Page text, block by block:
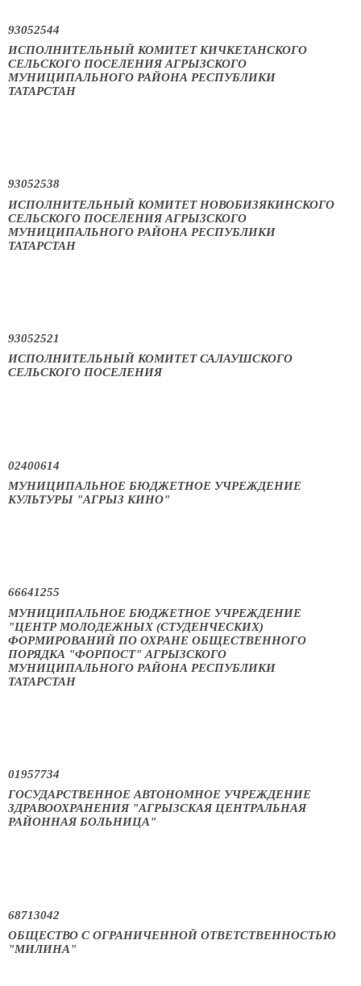
93052544
ИСПОЛНИТЕЛЬНЫЙ КОМИТЕТ КИЧКЕТАНСКОГО
СЕЛЬСКОГО ПОСЕЛЕНИЯ АГРЫЗСКОГО
МУНИЦИПАЛЬНОГО РАЙОНА РЕСПУБЛИКИ
ТАТАРСТАН
93052538
ИСПОЛНИТЕЛЬНЫЙ КОМИТЕТ НОВОБИЗЯКИНСКОГО
СЕЛЬСКОГО ПОСЕЛЕНИЯ АГРЫЗСКОГО
МУНИЦИПАЛЬНОГО РАЙОНА РЕСПУБЛИКИ
ТАТАРСТАН
93052521
ИСПОЛНИТЕЛЬНЫЙ КОМИТЕТ САЛАУШСКОГО
СЕЛЬСКОГО ПОСЕЛЕНИЯ
02400614
МУНИЦИПАЛЬНОЕ БЮДЖЕТНОЕ УЧРЕЖДЕНИЕ
КУЛЬТУРЫ "АГРЫЗ КИНО"
66641255
МУНИЦИПАЛЬНОЕ БЮДЖЕТНОЕ УЧРЕЖДЕНИЕ
"ЦЕНТР МОЛОДЕЖНЫХ (СТУДЕНЧЕСКИХ)
ФОРМИРОВАНИЙ ПО ОХРАНЕ ОБЩЕСТВЕННОГО
ПОРЯДКА "ФОРПОСТ" АГРЫЗСКОГО
МУНИЦИПАЛЬНОГО РАЙОНА РЕСПУБЛИКИ
ТАТАРСТАН
01957734
ГОСУДАРСТВЕННОЕ АВТОНОМНОЕ УЧРЕЖДЕНИЕ
ЗДРАВООХРАНЕНИЯ "АГРЫЗСКАЯ ЦЕНТРАЛЬНАЯ
РАЙОННАЯ БОЛЬНИЦА"
68713042
ОБЩЕСТВО С ОГРАНИЧЕННОЙ ОТВЕТСТВЕННОСТЬЮ
"МИЛИНА"